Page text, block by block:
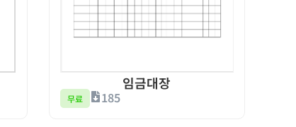
임금대장
무료 185